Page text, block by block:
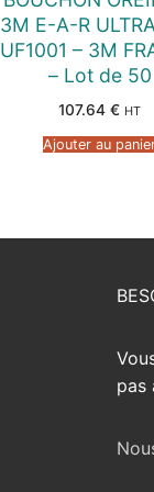
3M E-A-R
UF1001 – 3M
– Lot de 50
107.64€ HT
Ajouter au
pas